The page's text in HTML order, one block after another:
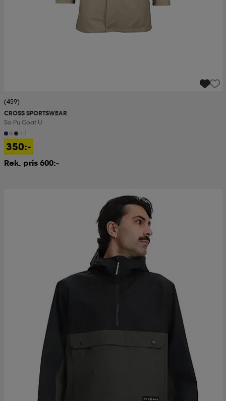
(459)
CROSS SPORTSWEAR
So Pu Coat U
350:-
Rek. pris 600:-